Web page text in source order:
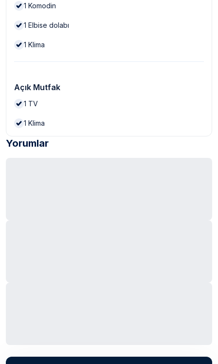
1 Komodin
1 Elbise dolabı
1 Klima
Açık Mutfak
1 TV
1 Klima
Yorumlar